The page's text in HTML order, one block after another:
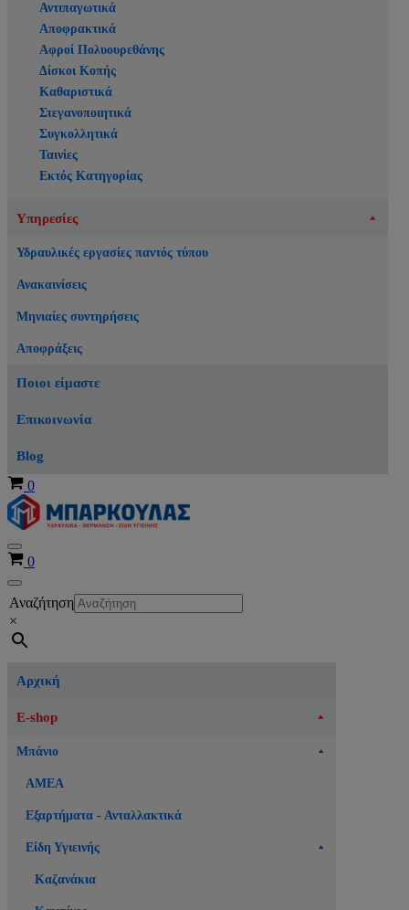
Αντιπαγωτικά
Αποφρακτικά
Αφροί Πολυουρεθάνης
Δίσκοι Κοπής
Καθαριστικά
Στεγανοποιητικά
Συγκολλητικά
Ταινίες
Εκτός Κατηγορίας
Υπηρεσίες
Υδραυλικές εργασίες παντός τύπου
Ανακαινίσεις
Μηνιαίες συντηρήσεις
Αποφράξεις
Ποιοι είμαστε
Επικοινωνία
Blog
Καλάθι
0
Μενού
πλοήγησης
Καλάθι
0
Μενού
πλοήγησης
Αναζήτηση
×
Αρχική
E-shop
Μπάνιο
ΑΜΕΑ
Εξαρτήματα - Ανταλλακτικά
Είδη Υγιεινής
Καζανάκια